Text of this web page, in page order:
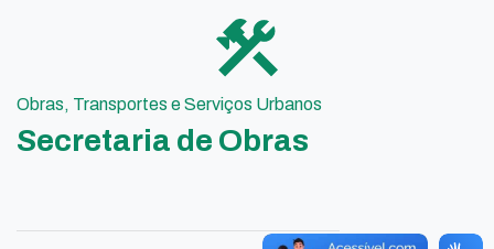
Obras, Transportes e Serviços Urbanos
Secretaria de Obras